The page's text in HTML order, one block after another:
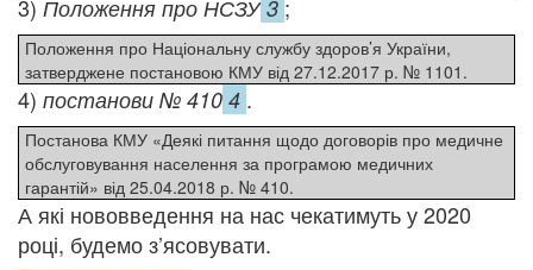
3) Положення про НСЗУ 3 ;
Положення про Національну службу здоров’я України,
затверджене постановою КМУ від 27.12.2017 р. № 1101.
4) постанови № 410 4 .
Постанова КМУ «Деякі питання щодо договорів про медичне
обслуговування населення за програмою медичних
гарантій» від 25.04.2018 р. № 410.
А які нововведення на нас чекатимуть у 2020
році, будемо з’ясовувати.